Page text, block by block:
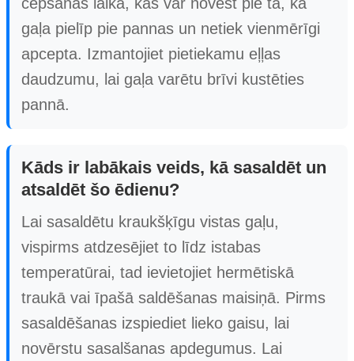
gaļa pielīp pie pannas un netiek vienmērīgi
apcepta. Izmantojiet pietiekamu eļļas
daudzumu, lai gaļa varētu brīvi kustēties
pannā.
Kāds ir labākais veids, kā sasaldēt un
atsaldēt šo ēdienu?
Lai sasaldētu kraukšķīgu vistas gaļu,
vispirms atdzesējiet to līdz istabas
temperatūrai, tad ievietojiet hermētiskā
traukā vai īpašā saldēšanas maisiņā. Pirms
sasaldēšanas izspiediet lieko gaisu, lai
novērstu sasalšanas apdegumus. Lai